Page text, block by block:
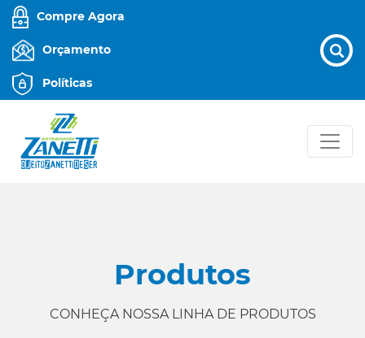
Compre Agora
Orçamento
Políticas
Produtos
CONHEÇA NOSSA LINHA DE PRODUTOS